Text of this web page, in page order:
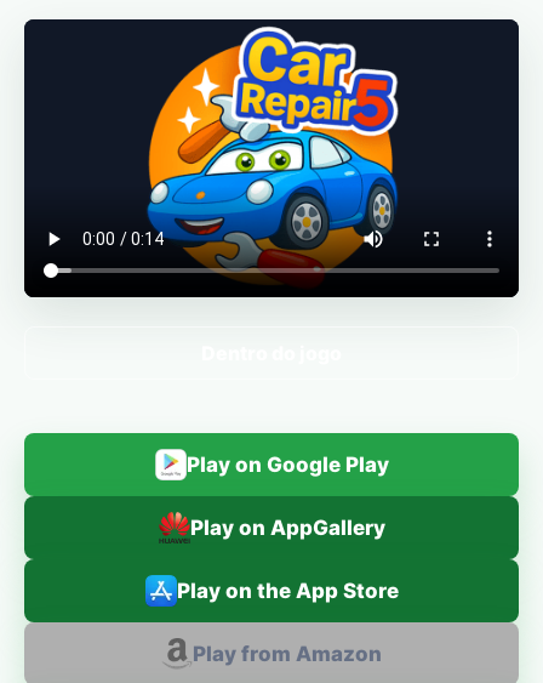
Play on Google Play
Play on AppGallery
Play on the App Store
Play from Amazon